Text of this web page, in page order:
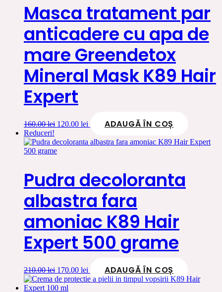
Masca tratament par
anticadere cu apa de
mare Greendetox
Mineral Mask K89 Hair
Expert
160.00lei Prețul
a
fost:
120.00 lei Prețul
este:
ADAUGĂ ÎN COȘ
Reduceri!
Pudra decoloranta
albastra fara
amoniac K89 Hair
Expert 500 grame
210.00lei Prețul
inițial
a
170.00 lei Prețul
curent
ADAUGĂ ÎN COȘ